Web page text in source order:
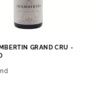
GRAND CRU -